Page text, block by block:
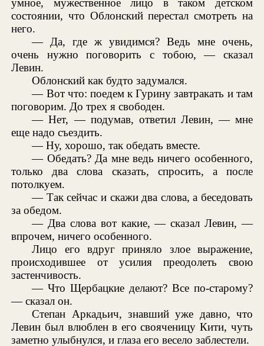
умное, мужественное лицо в таком детском
состоянии, что Облонский перестал смотреть на
него.
— Да, где ж увидимся? Ведь мне очень,
очень нужно поговорить с тобою, — сказал
Левин.
Облонский как будто задумался.
— Вот что: поедем к Гурину завтракать и там
поговорим. До трех я свободен.
— Нет, — подумав, ответил Левин, — мне
еще надо съездить.
— Ну, хорошо, так обедать вместе.
— Обедать? Да мне ведь ничего особенного,
только два слова сказать, спросить, а после
потолкуем.
— Так сейчас и скажи два слова, а беседовать
за обедом.
— Два слова вот какие, — сказал Левин, —
впрочем, ничего особенного.
Лицо его вдруг приняло злое выражение,
происходившее от усилия преодолеть свою
застенчивость.
— Что Щербацкие делают? Все по-старому?
— сказал он.
Степан Аркадьич, знавший уже давно, что
Левин был влюблен в его свояченицу Кити, чуть
заметно улыбнулся, и глаза его весело заблестели.